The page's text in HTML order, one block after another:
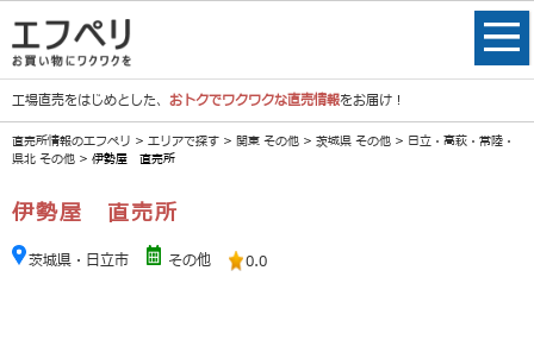
工場直売をはじめとした、 おトクでワクワクな直売情報をお届け！
直売所情報のエフペリ > エリアで探す > 関東 その他 > 茨城県 その他 > 日立・高萩・常陸・
県北 その他 > 伊勢屋 直売所
伊勢屋 直売所
茨城県・日立市 その他 0.0